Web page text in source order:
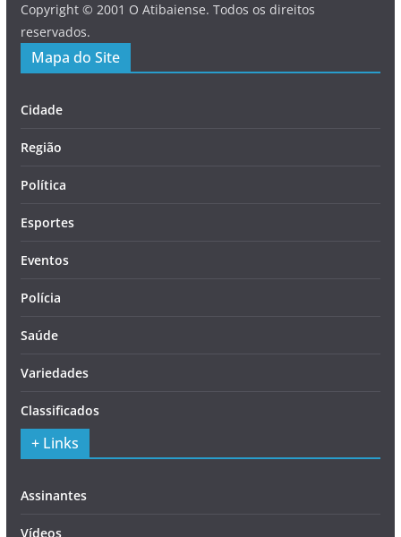
Copyright © 2001 O Atibaiense. Todos os direitos
reservados.
Mapa do Site
Cidade
Região
Política
Esportes
Eventos
Polícia
Saúde
Variedades
Classificados
+ Links
Assinantes
Vídeos